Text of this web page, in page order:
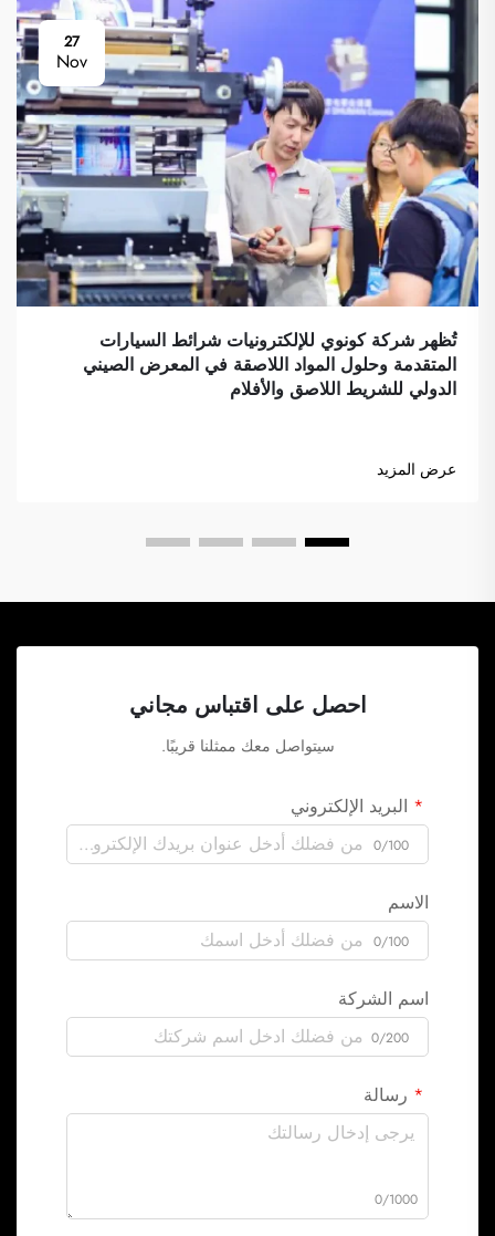
27
Nov
تُظهر شركة كونوي للإلكترونيات شرائط السيارات
المتقدمة وحلول المواد اللاصقة في المعرض الصيني
الدولي للشريط اللاصق والأفلام
عرض المزيد
احصل على اقتباس مجاني
سيتواصل معك ممثلنا قريبًا.
البريد الإلكتروني
0/100
الاسم
0/100
اسم الشركة
0/200
رسالة
0/1000